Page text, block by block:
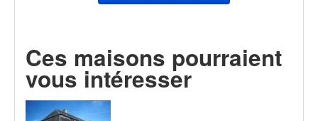
Ces maisons pourraient
vous intéresser